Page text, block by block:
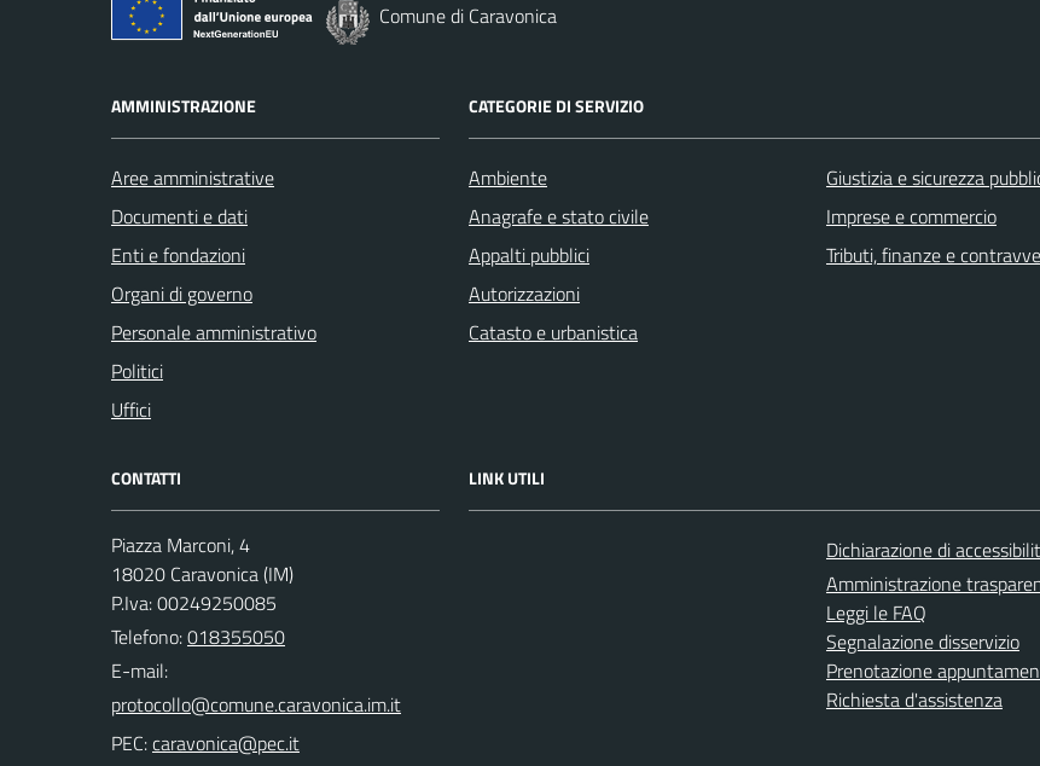
Comune di Caravonica
AMMINISTRAZIONE
Aree amministrative
Documenti e dati
Enti e fondazioni
Organi di governo
Personale amministrativo
Politici
Uffici
CATEGORIE DI SERVIZIO
Ambiente
Anagrafe e stato civile
Appalti pubblici
Autorizzazioni
Catasto e urbanistica
Giustizia e sicurezza
Imprese e commercio
Tributi, finanze e
CONTATTI
Piazza Marconi, 4
18020 Caravonica (IM)
P.Iva: 00249250085
Telefono:018355050
E-mail:
PEC:
LINK UTILI
Dichiarazione di
Amministrazione
Leggi le FAQ
Segnalazione disservizio
Prenotazione
Richiesta d'assistenza